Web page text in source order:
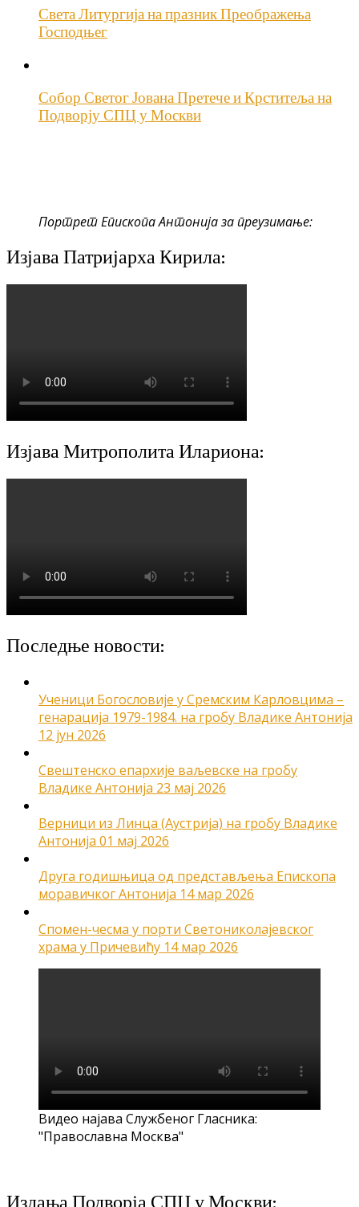
Света Литургија на празник Преображења
Господњег
Собор Светог Јована Претече и Крститеља на
Подворју СПЦ у Москви
Портрет Епископа Антонија за преузимање:
Изјава Патријарха Кирила:
Изјава Митрополита Илариона:
Последње новости:
Ученици Богословије у Сремским Карловцима –
генарација 1979-1984. на гробу Владике Антонија
12 јун 2026
Свештенско епархије ваљевске на гробу
Владике Антонија 23 мај 2026
Верници из Линца (Аустрија) на гробу Владике
Антонија 01 мај 2026
Друга годишњица од представљења Епископа
моравичког Антонија 14 мар 2026
Спомен-чесма у порти Светониколајевског
храма у Причевићу 14 мар 2026
Видео најава Службеног Гласника:
"Православна Москва"
Издања Подворја СПЦ у Москви: